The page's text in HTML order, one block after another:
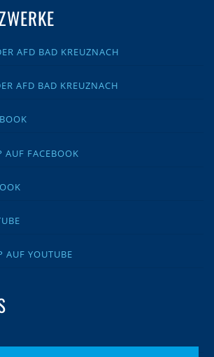
AFD BAD KREUZNACH
AFD BAD KREUZNACH
AUF FACEBOOK
AUF YOUTUBE